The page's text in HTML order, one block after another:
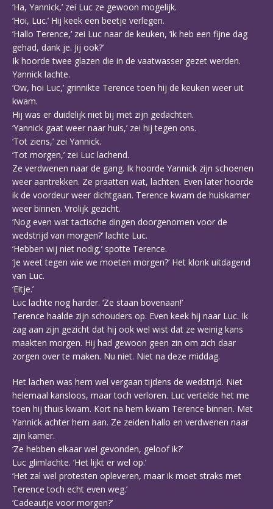
‘Ha, Yannick,’ zei Luc ze gewoon mogelijk.
‘Hoi, Luc.’ Hij keek een beetje verlegen.
‘Hallo Terence,’ zei Luc naar de keuken, ‘ik heb een fijne dag
gehad, dank je. Jij ook?’
Ik hoorde twee glazen die in de vaatwasser gezet werden.
Yannick lachte.
‘Ow, hoi Luc,’ grinnikte Terence toen hij de keuken weer uit
kwam.
Hij was er duidelijk niet bij met zijn gedachten.
‘Yannick gaat weer naar huis,’ zei hij tegen ons.
‘Tot ziens,’ zei Yannick.
‘Tot morgen,’ zei Luc lachend.
Ze verdwenen naar de gang. Ik hoorde Yannick zijn schoenen
weer aantrekken. Ze praatten wat, lachten. Even later hoorde
ik de voordeur weer dichtgaan. Terence kwam de huiskamer
weer binnen. Vrolijk gezicht.
‘Nog even wat tactische dingen doorgenomen voor de
wedstrijd van morgen?’ lachte Luc.
‘Hebben wij niet nodig,’ spotte Terence.
‘Je weet tegen wie we moeten morgen?’ Het klonk uitdagend
van Luc.
‘Eitje.’
Luc lachte nog harder. ‘Ze staan bovenaan!’
Terence haalde zijn schouders op. Even keek hij naar Luc. Ik
zag aan zijn gezicht dat hij ook wel wist dat ze weinig kans
maakten morgen. Hij had gewoon geen zin om zich daar
zorgen over te maken. Nu niet. Niet na deze middag.
Het lachen was hem wel vergaan tijdens de wedstrijd. Niet
helemaal kansloos, maar toch verloren. Luc vertelde het me
toen hij thuis kwam. Kort na hem kwam Terence binnen. Met
Yannick achter hem aan. Ze zeiden hallo en verdwenen naar
zijn kamer.
‘Ze hebben elkaar wel gevonden, geloof ik?’
Luc glimlachte. ‘Het lijkt er wel op.’
‘Het zal wel protesten opleveren, maar ik moet straks met
Terence toch echt even weg.’
‘Cadeautje voor morgen?’